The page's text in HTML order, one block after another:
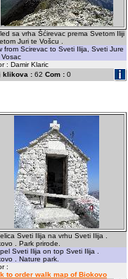
sa vrha Šćirevac prema Svetom Iliji
Juri te Vošcu .
from Scirevac to Sveti Ilija, Sveti Jure
: Damir Klaric
klikova : 62 Com : 0
Sveti Ilija na vrhu Sveti Ilija .
. Park prirode.
Sveti Ilija on top Sveti Ilija .
. Nature park.
:
to order walk map of Biokovo